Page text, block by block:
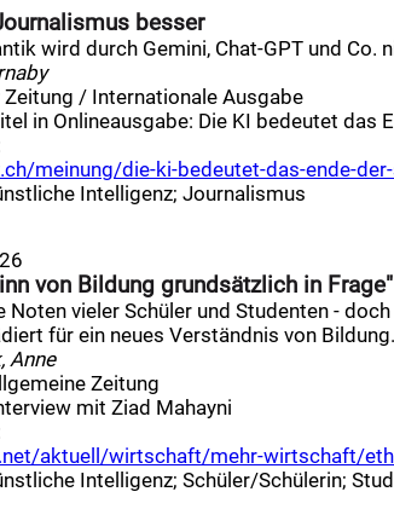
besser
wird durch Gemini, Chat-GPT und
Zeitung / Internationale Ausgabe
in Onlineausgabe: Die KI bedeutet das
meinung/die-ki-bedeutet-das-ende-
Intelligenz; Journalismus
von Bildung grundsätzlich in Frage"
Noten vieler Schüler und Studenten -
für ein neues Verständnis von Bildung.
Anne
Zeitung
mit Ziad Mahayni
aktuell/wirtschaft/mehr-wirtschaft/
Intelligenz; Schüler/Schülerin;